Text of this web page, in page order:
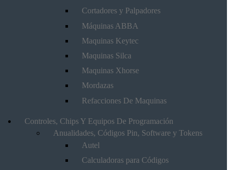
Cortadores y Palpadores
Máquinas ABBA
Maquinas Keytec
Maquinas Silca
Maquinas Xhorse
Mordazas
Refacciones De Maquinas
Controles, Chips Y Equipos De Programación
Anualidades, Códigos Pin, Software y Tokens
Autel
Calculadoras para Códigos